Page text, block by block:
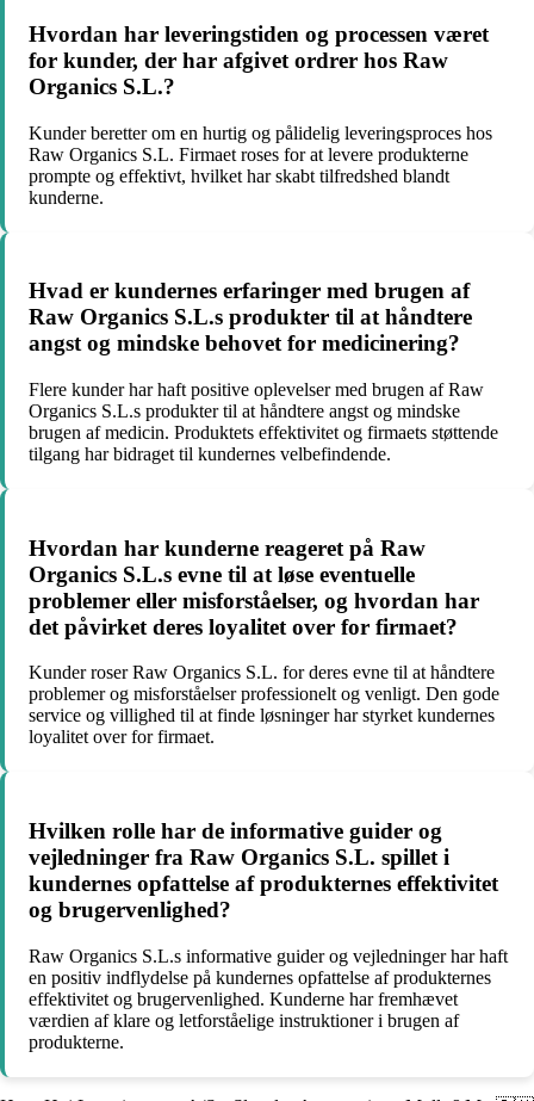
Hvordan har leveringstiden og processen været
for kunder, der har afgivet ordrer hos Raw
Organics S.L.?
Kunder beretter om en hurtig og pålidelig leveringsproces hos
Raw Organics S.L. Firmaet roses for at levere produkterne
prompte og effektivt, hvilket har skabt tilfredshed blandt
kunderne.
Hvad er kundernes erfaringer med brugen af
Raw Organics S.L.s produkter til at håndtere
angst og mindske behovet for medicinering?
Flere kunder har haft positive oplevelser med brugen af Raw
Organics S.L.s produkter til at håndtere angst og mindske
brugen af medicin. Produktets effektivitet og firmaets støttende
tilgang har bidraget til kundernes velbefindende.
Hvordan har kunderne reageret på Raw
Organics S.L.s evne til at løse eventuelle
problemer eller misforståelser, og hvordan har
det påvirket deres loyalitet over for firmaet?
Kunder roser Raw Organics S.L. for deres evne til at håndtere
problemer og misforståelser professionelt og venligt. Den gode
service og villighed til at finde løsninger har styrket kundernes
loyalitet over for firmaet.
Hvilken rolle har de informative guider og
vejledninger fra Raw Organics S.L. spillet i
kundernes opfattelse af produkternes effektivitet
og brugervenlighed?
Raw Organics S.L.s informative guider og vejledninger har haft
en positiv indflydelse på kundernes opfattelse af produkternes
effektivitet og brugervenlighed. Kunderne har fremhævet
værdien af klare og letforståelige instruktioner i brugen af
produkterne.